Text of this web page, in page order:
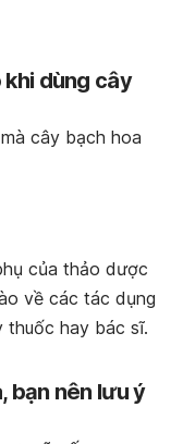
khi dùng cây
cây bạch hoa
của thảo dược
về các tác dụng
thuốc hay bác sĩ.
bạn nên lưu ý